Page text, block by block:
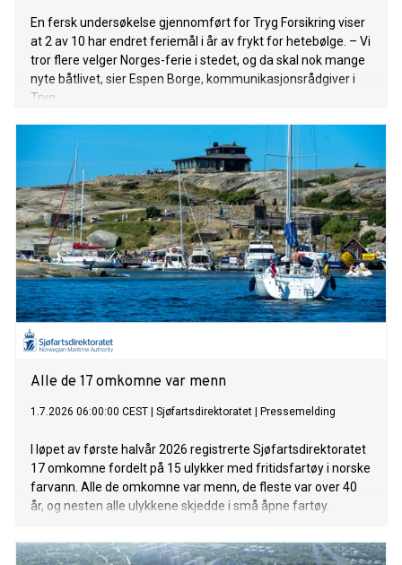
En fersk undersøkelse gjennomført for Tryg Forsikring viser
at 2 av 10 har endret feriemål i år av frykt for hetebølge. – Vi
tror flere velger Norges-ferie i stedet, og da skal nok mange
nyte båtlivet, sier Espen Borge, kommunikasjonsrådgiver i
Tryg.
Alle de 17 omkomne var menn
1.7.2026 06:00:00 CEST Sjøfartsdirektoratet Pressemelding
I løpet av første halvår 2026 registrerte Sjøfartsdirektoratet
17 omkomne fordelt på 15 ulykker med fritidsfartøy i norske
farvann. Alle de omkomne var menn, de fleste var over 40
år, og nesten alle ulykkene skjedde i små åpne fartøy.